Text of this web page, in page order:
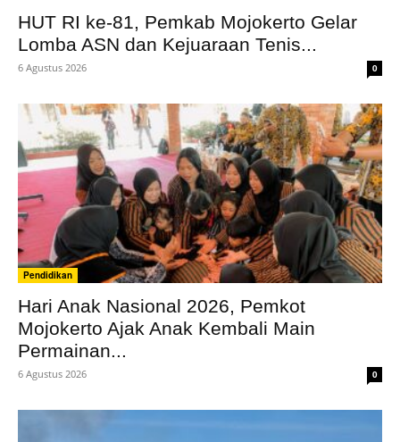
HUT RI ke-81, Pemkab Mojokerto Gelar
Lomba ASN dan Kejuaraan Tenis...
6 Agustus 2026 0
Pendidikan
Hari Anak Nasional 2026, Pemkot
Mojokerto Ajak Anak Kembali Main
Permainan...
6 Agustus 2026 0